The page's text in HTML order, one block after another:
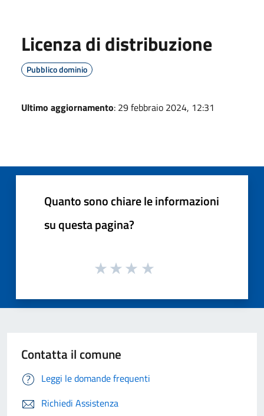
Licenza di distribuzione
Pubblico dominio
Ultimo aggiornamento: 29 febbraio 2024, 12:31
Quanto sono chiare le informazioni
su questa pagina?
Contatta il comune
Leggi le domande frequenti
Richiedi Assistenza